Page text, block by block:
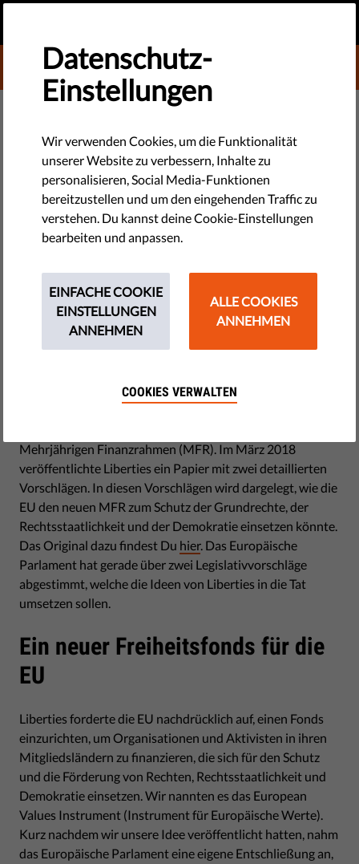
DONATE TO LIBERTIES
DEMOKRATIE & GERECHTIGKEIT
EU-Parlament stimmt für
besseren Schutz der Freiheiten,
aber der Rat hinkt hinterher
Die Europaabgeordneten haben gerade über zwei
Schutz unserer Rechte gegen den Vormarsch der Autoritären
verbessern könnte. Beide basieren auf Ideen von Liberties.
Lies hier die Hintergründe.
Mehrjährigen Finanzrahmen (MFR). Im März 2018
veröffentlichte Liberties ein Papier mit zwei detaillierten
Vorschlägen. In diesen Vorschlägen wird dargelegt, wie die
EU den neuen MFR zum Schutz der Grundrechte, der
Rechtsstaatlichkeit und der Demokratie einsetzen könnte.
Das Original dazu findest Du hier. Das Europäische
Parlament hat gerade über zwei Legislativvorschläge
abgestimmt, welche die Ideen von Liberties in die Tat
umsetzen sollen.
Ein neuer Freiheitsfonds für die
EU
Liberties forderte die EU nachdrücklich auf, einen Fonds
einzurichten, um Organisationen und Aktivisten in ihren
Mitgliedsländern zu finanzieren, die sich für den Schutz
und die Förderung von Rechten, Rechtsstaatlichkeit und
Demokratie einsetzen. Wir nannten es das European
Values Instrument (Instrument für Europäische Werte).
Kurz nachdem wir unsere Idee veröffentlicht hatten, nahm
das Europäische Parlament eine eigene Entschließung an,
Datenschutz-
Einstellungen
Wir verwenden Cookies, um die Funktionalität
unserer Website zu verbessern, Inhalte zu
personalisieren, Social Media-Funktionen
bereitzustellen und um den eingehenden Traffic zu
verstehen. Du kannst deine Cookie-Einstellungen
bearbeiten und anpassen.
EINFACHE COOKIE
EINSTELLUNGEN
ANNEHMEN
ALLE COOKIES
ANNEHMEN
COOKIES VERWALTEN